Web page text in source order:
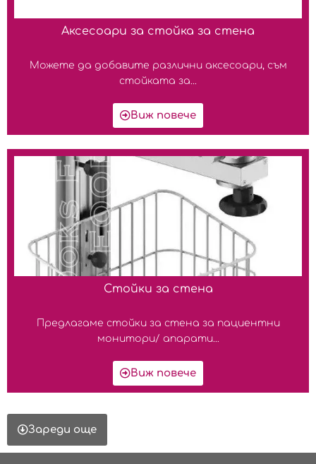
Аксесоари за стойка за стена
Можете да добавите различни аксесоари, съм
стойката за...
Виж повече
Стойки за стена
Предлагаме стойки за стена за пациентни
монитори/ апарати...
Виж повече
Зареди още